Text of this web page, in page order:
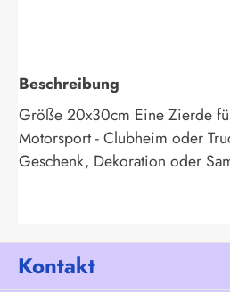
Beschreibung
Größe 20x30cm Eine Zierde
Motorsport - Clubheim oder
Geschenk, Dekoration oder
Kontakt